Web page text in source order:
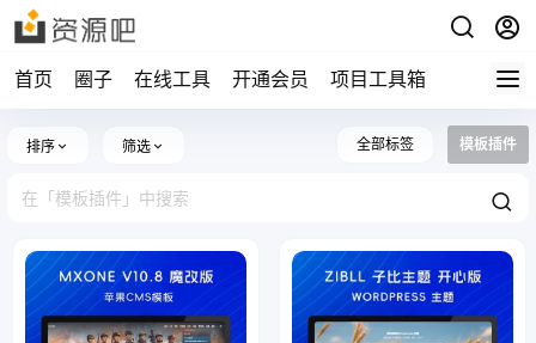
首页 圈子 在线工具 开通会员 项目工具箱
排序 筛选 全部标签 模板插件